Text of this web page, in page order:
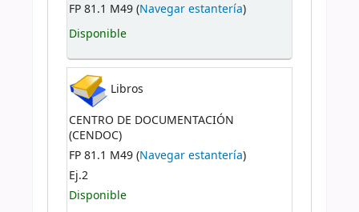
FP 81.1 M49 (Navegar estantería)
Disponible
Libros
CENTRO DE DOCUMENTACIÓN
(CENDOC)
FP 81.1 M49 (Navegar estantería)
Ej.2
Disponible